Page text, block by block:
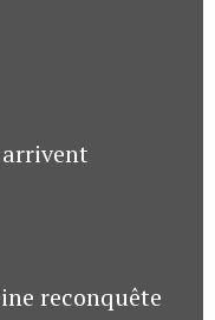
reconquête